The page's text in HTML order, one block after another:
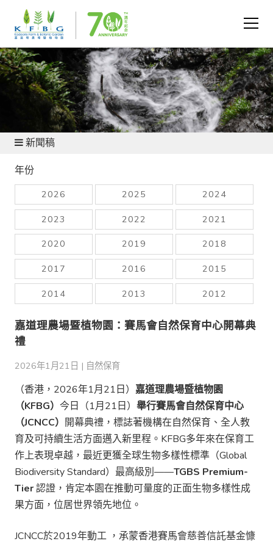
新聞及資源
新聞稿
年份
2026 2025 2024
2023 2022 2021
2020 2019 2018
2017 2016 2015
2014 2013 2012
嘉道理農場暨植物園：賽馬會自然保育中心開幕典
禮
2026年1月21日 | 自然保育
（香港，2026年1月21日） 嘉道理農場暨植物園
（KFBG） 今日（1月21日） 舉行賽馬會自然保育中心
（JCNCC） 開幕典禮，標誌著機構在自然保育、全人教
育及可持續生活方面邁入新里程。KFBG多年來在保育工
作上表現卓越，最近更獲全球生物多樣性標準（Global
Biodiversity Standard）最高級別——TGBS Premium-
Tier認證，肯定本園在推動可量度的正面生物多樣性成
果方面，位居世界領先地位。
JCNCC於2019年動工 ，承蒙香港賽馬會慈善信託基金慷